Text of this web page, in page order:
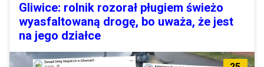
Gliwice: rolnik rozorał pługiem świeżo
wyasfaltowaną drogę, bo uważa, że jest
na jego działce